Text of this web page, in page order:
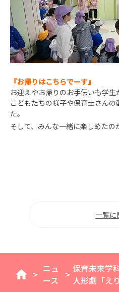
『お帰りはこちらでーす』
お迎えやお帰りのお手伝いも学生
こどもたちの様子や保育士さん
た。
そして、みんな一緒に楽しめたの
一覧に
home
> ニュ
ース
> 保育未来学
人形劇「え